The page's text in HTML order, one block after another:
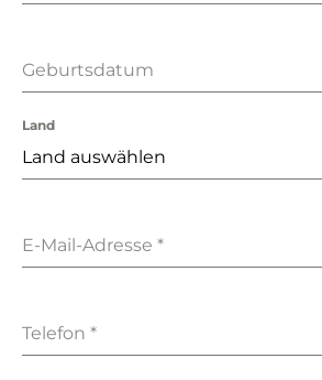
Geburtsdatum
Land
Land auswählen
E-Mail-Adresse *
Telefon *